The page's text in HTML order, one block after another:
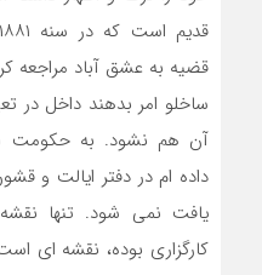
قضیه به عشق آباد مراجعه
ساخلو امر بدهند داخل در
آن هم نشود. به
یافت نمی شود. تنها